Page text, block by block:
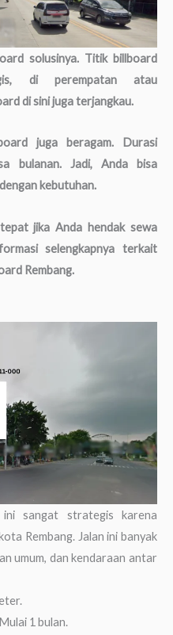
solusinya. Titik billboard
di perempatan atau
di sini juga terjangkau.
juga beragam. Durasi
bulanan. Jadi, Anda bisa
kebutuhan.
jika Anda hendak sewa
selengkapnya terkait
Rembang.
sangat strategis karena
Rembang. Jalan ini banyak
umum, dan kendaraan antar
1 bulan.